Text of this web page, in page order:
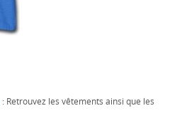
: Retrouvez les vêtements ainsi que les